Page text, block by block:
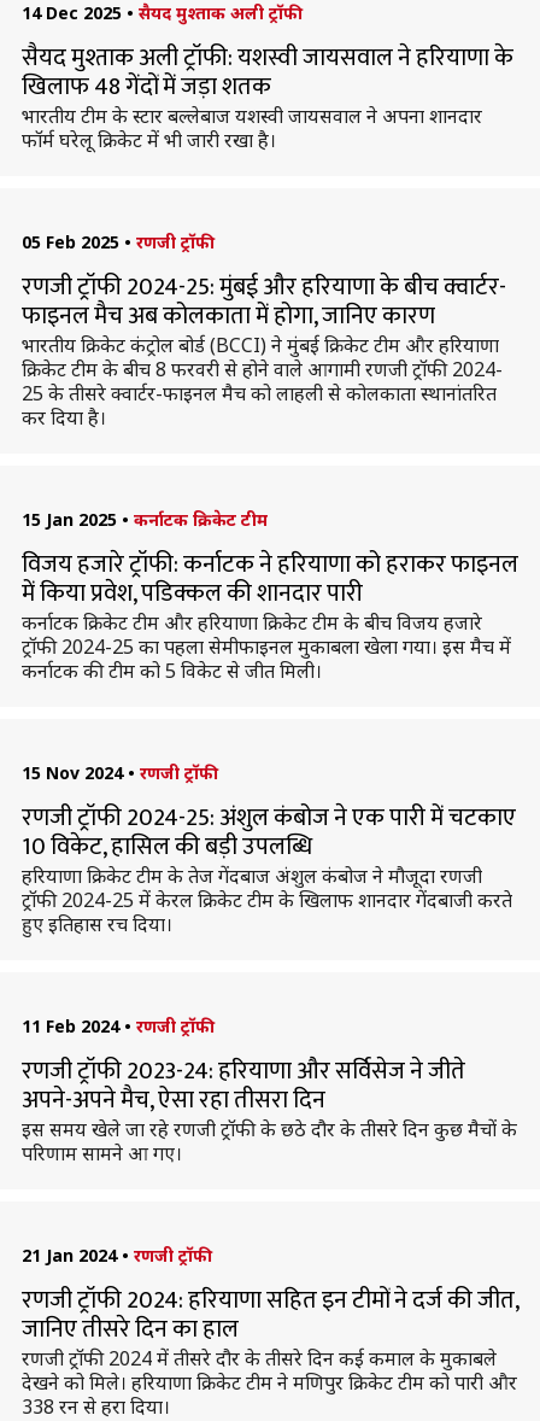
14 Dec 2025 • सैयद मुश्ताक अली ट्रॉफी
सैयद मुश्ताक अली ट्रॉफी: यशस्वी जायसवाल ने हरियाणा के
खिलाफ 48 गेंदों में जड़ा शतक
भारतीय टीम के स्टार बल्लेबाज यशस्वी जायसवाल ने अपना शानदार
फॉर्म घरेलू क्रिकेट में भी जारी रखा है।
05 Feb 2025 • रणजी ट्रॉफी
रणजी ट्रॉफी 2024-25: मुंबई और हरियाणा के बीच क्वार्टर-
फाइनल मैच अब कोलकाता में होगा, जानिए कारण
भारतीय क्रिकेट कंट्रोल बोर्ड (BCCI) ने मुंबई क्रिकेट टीम और हरियाणा
क्रिकेट टीम के बीच 8 फरवरी से होने वाले आगामी रणजी ट्रॉफी 2024-
25 के तीसरे क्वार्टर-फाइनल मैच को लाहली से कोलकाता स्थानांतरित
कर दिया है।
15 Jan 2025 • कर्नाटक क्रिकेट टीम
विजय हजारे ट्रॉफी: कर्नाटक ने हरियाणा को हराकर फाइनल
में किया प्रवेश, पडिक्कल की शानदार पारी
कर्नाटक क्रिकेट टीम और हरियाणा क्रिकेट टीम के बीच विजय हजारे
ट्रॉफी 2024-25 का पहला सेमीफाइनल मुकाबला खेला गया। इस मैच में
कर्नाटक की टीम को 5 विकेट से जीत मिली।
15 Nov 2024 • रणजी ट्रॉफी
रणजी ट्रॉफी 2024-25: अंशुल कंबोज ने एक पारी में चटकाए
10 विकेट, हासिल की बड़ी उपलब्धि
हरियाणा क्रिकेट टीम के तेज गेंदबाज अंशुल कंबोज ने मौजूदा रणजी
ट्रॉफी 2024-25 में केरल क्रिकेट टीम के खिलाफ शानदार गेंदबाजी करते
हुए इतिहास रच दिया।
11 Feb 2024 • रणजी ट्रॉफी
रणजी ट्रॉफी 2023-24: हरियाणा और सर्विसेज ने जीते
अपने-अपने मैच, ऐसा रहा तीसरा दिन
इस समय खेले जा रहे रणजी ट्रॉफी के छठे दौर के तीसरे दिन कुछ मैचों के
परिणाम सामने आ गए।
21 Jan 2024 • रणजी ट्रॉफी
रणजी ट्रॉफी 2024: हरियाणा सहित इन टीमों ने दर्ज की जीत,
जानिए तीसरे दिन का हाल
रणजी ट्रॉफी 2024 में तीसरे दौर के तीसरे दिन कई कमाल के मुकाबले
देखने को मिले। हरियाणा क्रिकेट टीम ने मणिपुर क्रिकेट टीम को पारी और
338 रन से हरा दिया।